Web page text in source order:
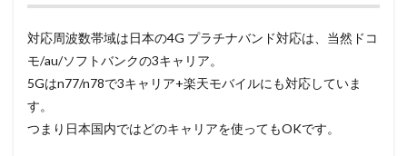
対応周波数帯域は日本の4G プラチナバンド対応は、当然ドコ
モ/au/ソフトバンクの3キャリア。
5Gはn77/n78で3キャリア+楽天モバイルにも対応していま
す。
つまり日本国内ではどのキャリアを使ってもOKです。